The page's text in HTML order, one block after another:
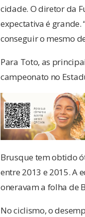
cidade. O diretor da
expectativa é grande.
conseguir o mesmo
Para Toto, as
campeonato no
Brusque tem obtido
entre 2013 e 2015. A
oneravam a folha de
No ciclismo, o